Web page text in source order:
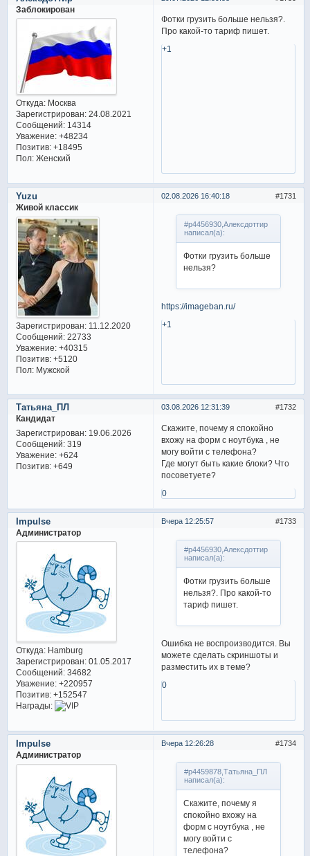
Заблокирован
Откуда:Москва
Зарегистрирован: 24.08.2021
Сообщений:14314
Уважение: +48234
Позитив: +18495
Пол:Женский
Фотки грузить больше нельзя?.
Про какой-то тариф пишет.
+1
1731
02.08.2026 16:40:18
Yuzu
Живой классик
Зарегистрирован: 11.12.2020
Сообщений:22733
Уважение: +40315
Позитив: +5120
Пол:Мужской
#p4456930,Алексдоттир
написал(а):
Фотки грузить больше
нельзя?
https://imageban.ru/
+1
1732
03.08.2026 12:31:39
Татьяна_ПЛ
Кандидат
Зарегистрирован: 19.06.2026
Сообщений:319
Уважение: +624
Позитив: +649
Скажите, почему я спокойно
вхожу на форм с ноутбука , не
могу войти с телефона?
Где могут быть какие блоки? Что
посоветуете?
0
1733
Вчера 12:25:57
Impulse
Администратор
Откуда:Hamburg
Зарегистрирован: 01.05.2017
Сообщений:34682
Уважение: +220957
Позитив: +152547
Награды:
#p4456930,Алексдоттир
написал(а):
Фотки грузить больше
нельзя?. Про какой-то
тариф пишет.
Ошибка не воспроизводится. Вы
можете сделать скриншоты и
разместить их в теме?
0
1734
Вчера 12:26:28
Impulse
Администратор
#p4459878,Татьяна_ПЛ
написал(а):
Скажите, почему я
спокойно вхожу на
форм с ноутбука , не
могу войти с
телефона?